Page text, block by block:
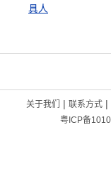
具人
关于我们 | 联系方式|
粤ICP备